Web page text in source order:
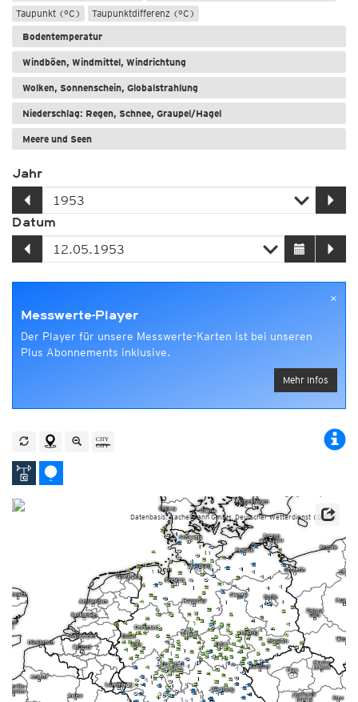
Taupunkt (°C)
Taupunktdifferenz (°C)
Bodentemperatur
Windböen, Windmittel, Windrichtung
Wolken, Sonnenschein, Globalstrahlung
Niederschlag: Regen, Schnee, Graupel/Hagel
Meere und Seen
Jahr
Datum
×
Messwerte-Player
Der Player für unsere Messwerte-Karten ist bei unseren
Plus Abonnements inklusive.
Mehr Infos
Datenbasis: Kachelmann GmbH, Deutscher Wetterdienst (DWD)